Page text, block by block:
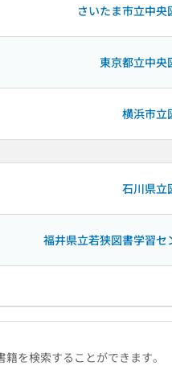
さいたま市立中
東京都立中央
横浜市立
石川県立
福井県立若狭図書学習
を検索することができます。